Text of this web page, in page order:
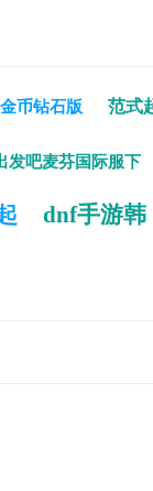
币钻石版 范式
发吧麦芬国际服下
dnf手游韩